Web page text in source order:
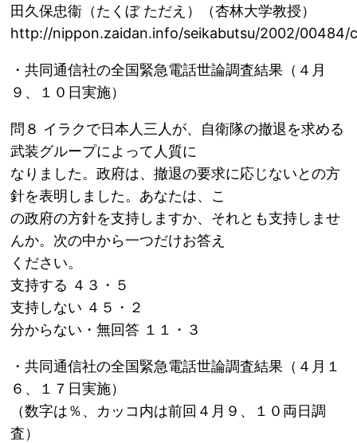
田久保忠衞（たくぼ ただえ）（杏林大学教授）
http://nippon.zaidan.info/seikabutsu/2002/00484/
・共同通信社の全国緊急電話世論調査結果（４月
９、１０日実施）
問８ イラクで日本人三人が、自衛隊の撤退を求める
武装グループによって人質に
なりました。政府は、撤退の要求に応じないとの方
針を表明しました。あなたは、こ
の政府の方針を支持しますか、それとも支持しませ
んか。次の中から一つだけお答え
ください。
支持する ４３・５
支持しない ４５・２
分からない・無回答 １１・３
・共同通信社の全国緊急電話世論調査結果（４月１
６、１７日実施）
（数字は％、カッコ内は前回４月９、１０両日調
査）